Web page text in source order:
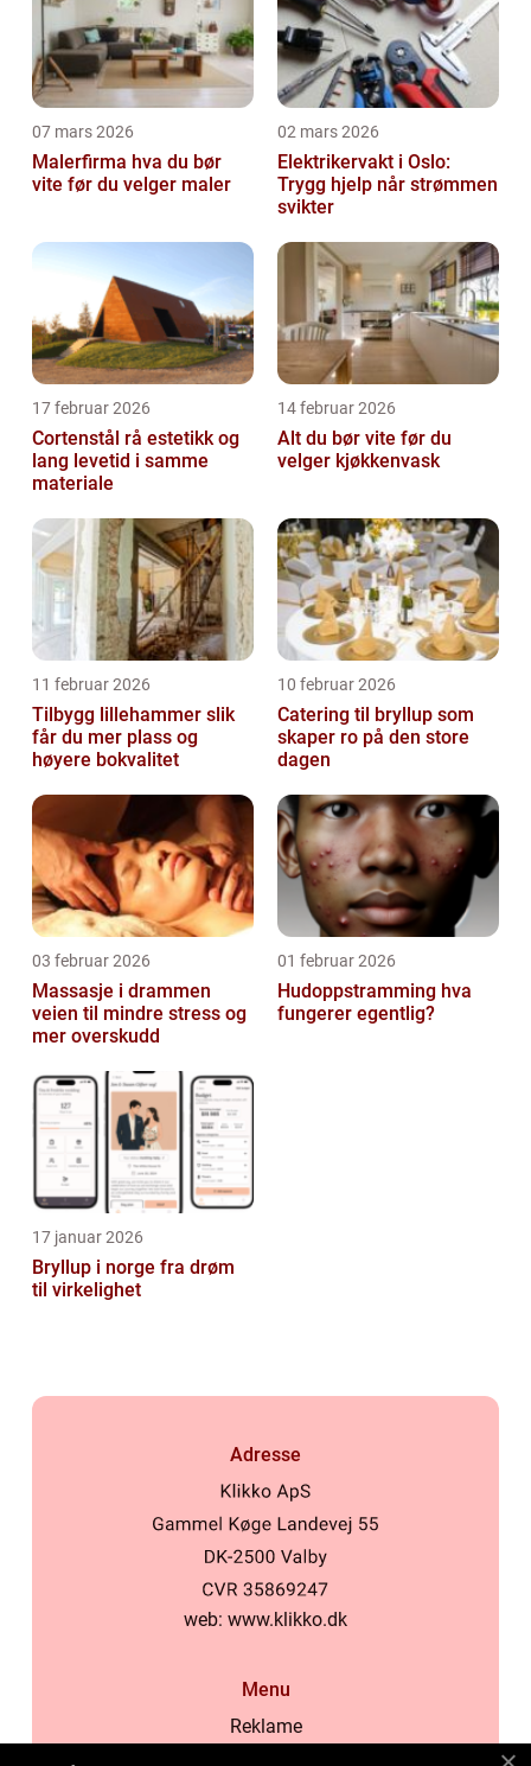
07 mars 2026
Malerfirma hva du bør
vite før du velger maler
02 mars 2026
Elektrikervakt i Oslo:
Trygg hjelp når strømmen
svikter
17 februar 2026
Cortenstål rå estetikk og
lang levetid i samme
materiale
14 februar 2026
Alt du bør vite før du
velger kjøkkenvask
11 februar 2026
Tilbygg lillehammer slik
får du mer plass og
høyere bokvalitet
10 februar 2026
Catering til bryllup som
skaper ro på den store
dagen
03 februar 2026
Massasje i drammen
veien til mindre stress og
mer overskudd
01 februar 2026
Hudoppstramming hva
fungerer egentlig?
17 januar 2026
Bryllup i norge fra drøm
til virkelighet
Adresse
web: www.klikko.dk
Menu
Reklame